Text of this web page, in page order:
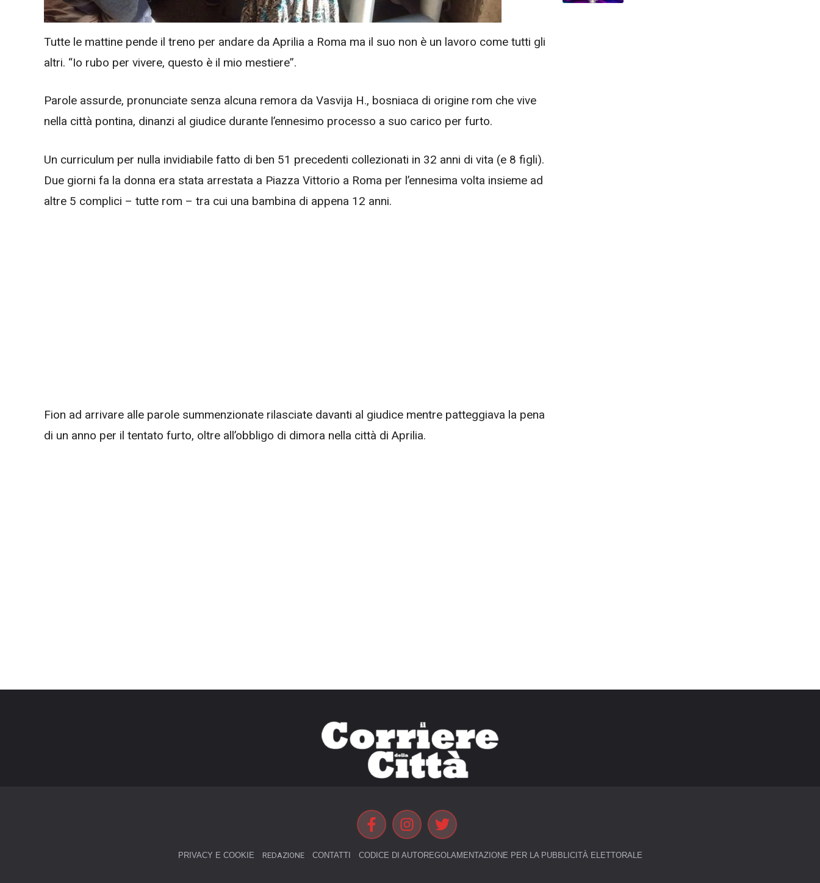
Tutte le mattine pende il treno per andare da Aprilia a Roma ma il suo non è un lavoro come tutti gli
altri. “Io rubo per vivere, questo è il mio mestiere”.
Parole assurde, pronunciate senza alcuna remora da Vasvija H., bosniaca di origine rom che vive
nella città pontina, dinanzi al giudice durante l’ennesimo processo a suo carico per furto.
Un curriculum per nulla invidiabile fatto di ben 51 precedenti collezionati in 32 anni di vita (e 8 figli).
Due giorni fa la donna era stata arrestata a Piazza Vittorio a Roma per l’ennesima volta insieme ad
altre 5 complici – tutte rom – tra cui una bambina di appena 12 anni.
Fion ad arrivare alle parole summenzionate rilasciate davanti al giudice mentre patteggiava la pena
di un anno per il tentato furto, oltre all’obbligo di dimora nella città di Aprilia.
PRIVACY E COOKIE REDAZIONE CONTATTI CODICE DI AUTOREGOLAMENTAZIONE PER LA PUBBLICITÀ ELETTORALE